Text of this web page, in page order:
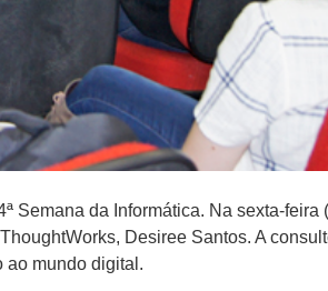
Semana da Informática. Na sexta-feira
Desiree Santos. A
ao mundo digital.